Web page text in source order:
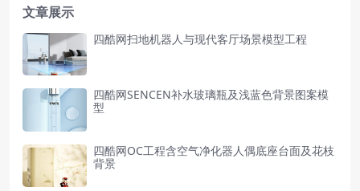
文章展示
四酷网扫地机器人与现代客厅场景模型工程
四酷网SENCEN补水玻璃瓶及浅蓝色背景图案模
型
四酷网OC工程含空气净化器人偶底座台面及花枝
背景